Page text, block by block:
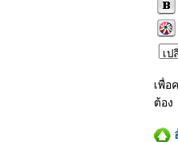
เพื่อ
ต้อง